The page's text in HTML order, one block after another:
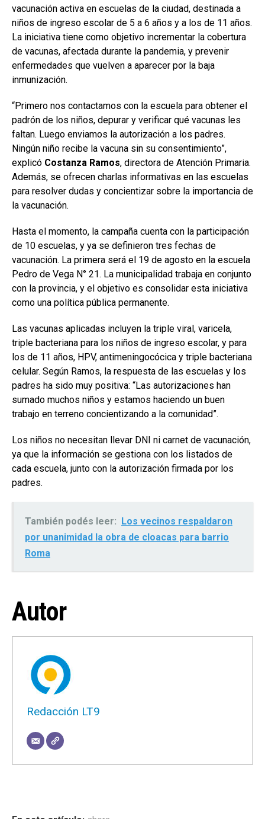
vacunación activa en escuelas de la ciudad, destinada a
niños de ingreso escolar de 5 a 6 años y a los de 11 años.
La iniciativa tiene como objetivo incrementar la cobertura
de vacunas, afectada durante la pandemia, y prevenir
enfermedades que vuelven a aparecer por la baja
inmunización.
“Primero nos contactamos con la escuela para obtener el
padrón de los niños, depurar y verificar qué vacunas les
faltan. Luego enviamos la autorización a los padres.
Ningún niño recibe la vacuna sin su consentimiento”,
explicó Costanza Ramos, directora de Atención Primaria.
Además, se ofrecen charlas informativas en las escuelas
para resolver dudas y concientizar sobre la importancia de
la vacunación.
Hasta el momento, la campaña cuenta con la participación
de 10 escuelas, y ya se definieron tres fechas de
vacunación. La primera será el 19 de agosto en la escuela
Pedro de Vega N° 21. La municipalidad trabaja en conjunto
con la provincia, y el objetivo es consolidar esta iniciativa
como una política pública permanente.
Las vacunas aplicadas incluyen la triple viral, varicela,
triple bacteriana para los niños de ingreso escolar, y para
los de 11 años, HPV, antimeningocócica y triple bacteriana
celular. Según Ramos, la respuesta de las escuelas y los
padres ha sido muy positiva: “Las autorizaciones han
sumado muchos niños y estamos haciendo un buen
trabajo en terreno concientizando a la comunidad”.
Los niños no necesitan llevar DNI ni carnet de vacunación,
ya que la información se gestiona con los listados de
cada escuela, junto con la autorización firmada por los
padres.
También podés leer: Los vecinos respaldaron
por unanimidad la obra de cloacas para barrio
Roma
Autor
Redacción LT9